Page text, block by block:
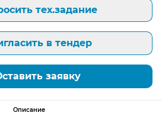
тех.задание
в тендер
заявку
Описание